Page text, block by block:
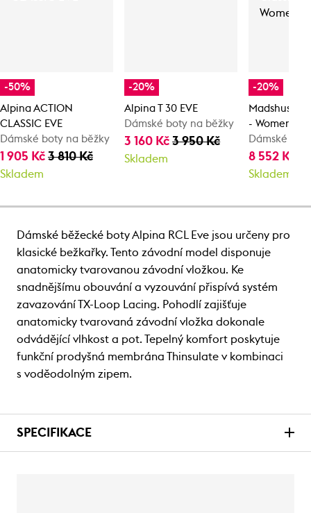
-50%
Alpina ACTION
CLASSIC EVE
Dámské boty na běžky
1 905 Kč 3 810 Kč
Skladem
-20%
Alpina T 30 EVE
Dámské boty na běžky
3 160 Kč3 950 Kč
Skladem
-20%
Madshus
- Women
Dámské
8 552 Kč
Skladem
Dámské běžecké boty Alpina RCL Eve jsou určeny pro
klasické bežkařky. Tento závodní model disponuje
anatomicky tvarovanou závodní vložkou. Ke
snadnějšímu obouvání a vyzouvání přispívá systém
zavazování TX-Loop Lacing. Pohodlí zajišťuje
anatomicky tvarovaná závodní vložka dokonale
odvádějící vlhkost a pot. Tepelný komfort poskytuje
funkční prodyšná membrána Thinsulate v kombinaci
s voděodolným zipem.
SPECIFIKACE